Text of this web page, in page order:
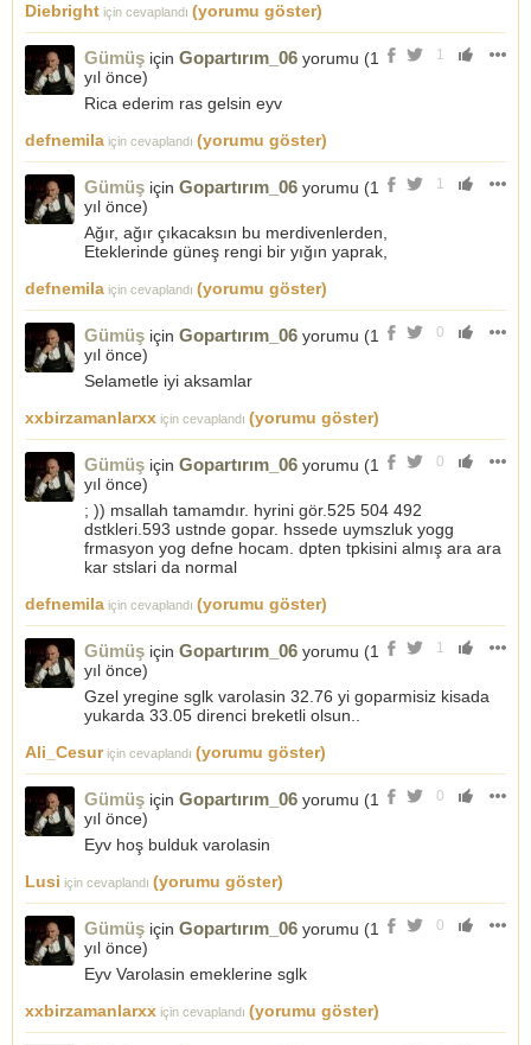
Diebright için cevaplandı (yorumu göster)
1
Gümüş için Gopartırım_06 yorumu (1
yıl önce)
Rica ederim ras gelsin eyv
defnemila için cevaplandı (yorumu göster)
1
Gümüş için Gopartırım_06 yorumu (1
yıl önce)
Ağır, ağır çıkacaksın bu merdivenlerden,
Eteklerinde güneş rengi bir yığın yaprak,
defnemila için cevaplandı (yorumu göster)
0
Gümüş için Gopartırım_06 yorumu (1
yıl önce)
Selametle iyi aksamlar
xxbirzamanlarxx için cevaplandı (yorumu göster)
0
Gümüş için Gopartırım_06 yorumu (1
yıl önce)
; )) msallah tamamdır. hyrini gör.525 504 492
dstkleri.593 ustnde gopar. hssede uymszluk yogg
frmasyon yog defne hocam. dpten tpkisini almış ara ara
kar stslari da normal
defnemila için cevaplandı (yorumu göster)
1
Gümüş için Gopartırım_06 yorumu (1
yıl önce)
Gzel yregine sglk varolasin 32.76 yi goparmisiz kisada
yukarda 33.05 direnci breketli olsun..
Ali_Cesuriçin cevaplandı (yorumu göster)
0
Gümüş için Gopartırım_06 yorumu (1
yıl önce)
Eyv hoş bulduk varolasin
Lusi için cevaplandı (yorumu göster)
0
Gümüş için Gopartırım_06 yorumu (1
yıl önce)
Eyv Varolasin emeklerine sglk
xxbirzamanlarxx için cevaplandı (yorumu göster)